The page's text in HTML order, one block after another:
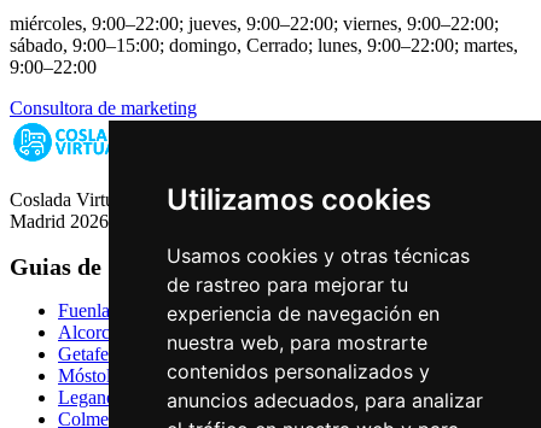
Utilizamos cookies
Usamos cookies y otras técnicas
de rastreo para mejorar tu
experiencia de navegación en
nuestra web, para mostrarte
contenidos personalizados y
anuncios adecuados, para analizar
miércoles, 9:00–22:00; jueves, 9:00–22:00; viernes, 9:00–22:00;
sábado, 9:00–15:00; domingo, Cerrado; lunes, 9:00–22:00; martes,
9:00–22:00
Consultora de marketing
Coslada Virtual: Guia de Empresas, Ocio y Servicios de Coslada,
Madrid 2026
Guias de Ciudades
Fuenlabrada
Alcorcón
Getafe
Móstoles
Leganés
Colmenar Viejo